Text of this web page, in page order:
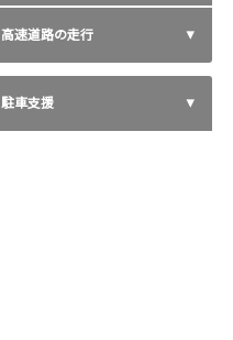
高速道路の走行
駐車支援